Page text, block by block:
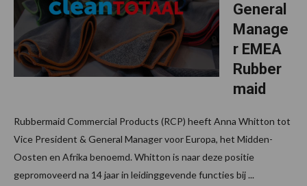
General
Manage
r EMEA
Rubber
maid
Rubbermaid Commercial Products (RCP) heeft Anna Whitton tot
Vice President & General Manager voor Europa, het Midden-
Oosten en Afrika benoemd. Whitton is naar deze positie
gepromoveerd na 14 jaar in leidinggevende functies bij ...